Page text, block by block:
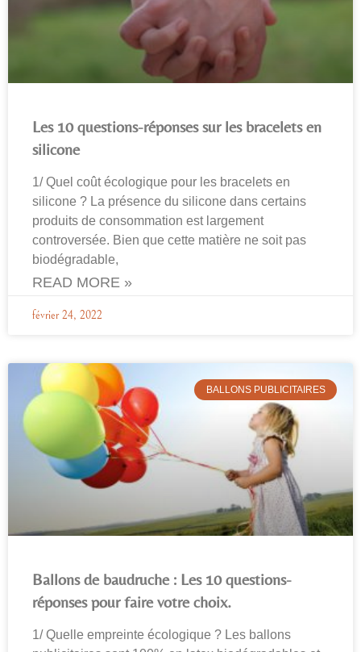
Les 10 questions-réponses sur les bracelets en
silicone
1/ Quel coût écologique pour les bracelets en
silicone ? La présence du silicone dans certains
produits de consommation est largement
controversée. Bien que cette matière ne soit pas
biodégradable,
READ MORE »
février 24, 2022
BALLONS PUBLICITAIRES
Ballons de baudruche : Les 10 questions-
réponses pour faire votre choix.
1/ Quelle empreinte écologique ? Les ballons